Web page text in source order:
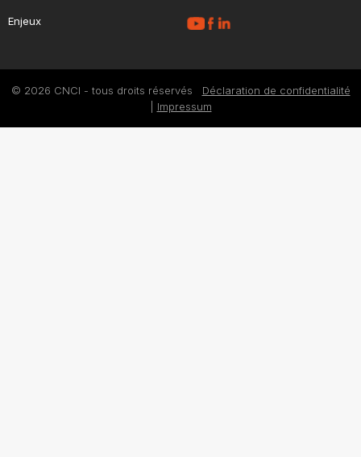
Enjeux
© 2026 CNCI - tous droits réservés Déclaration de confidentialité
Impressum